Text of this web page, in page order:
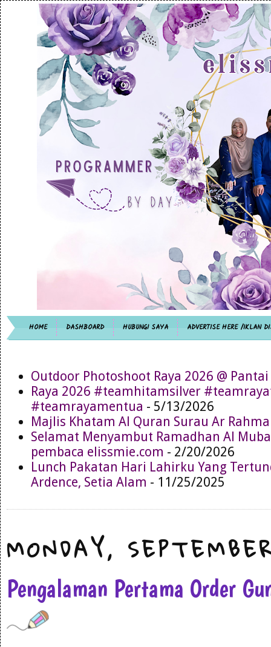
HOME DASHBOARD HUBUNGI SAYA ADVERTISE HERE /IKLAN
Outdoor Photoshoot Raya 2026 @ Pantai
Raya 2026 #teamhitamsilver
#teamrayamentua - 5/13/2026
Majlis Khatam Al Quran Surau Ar
Selamat Menyambut Ramadhan Al
pembaca elissmie.com - 2/20/2026
Lunch Pakatan Hari Lahirku Yang
Ardence, Setia Alam - 11/25/2025
MONDAY,
Pengalaman Pertama Order